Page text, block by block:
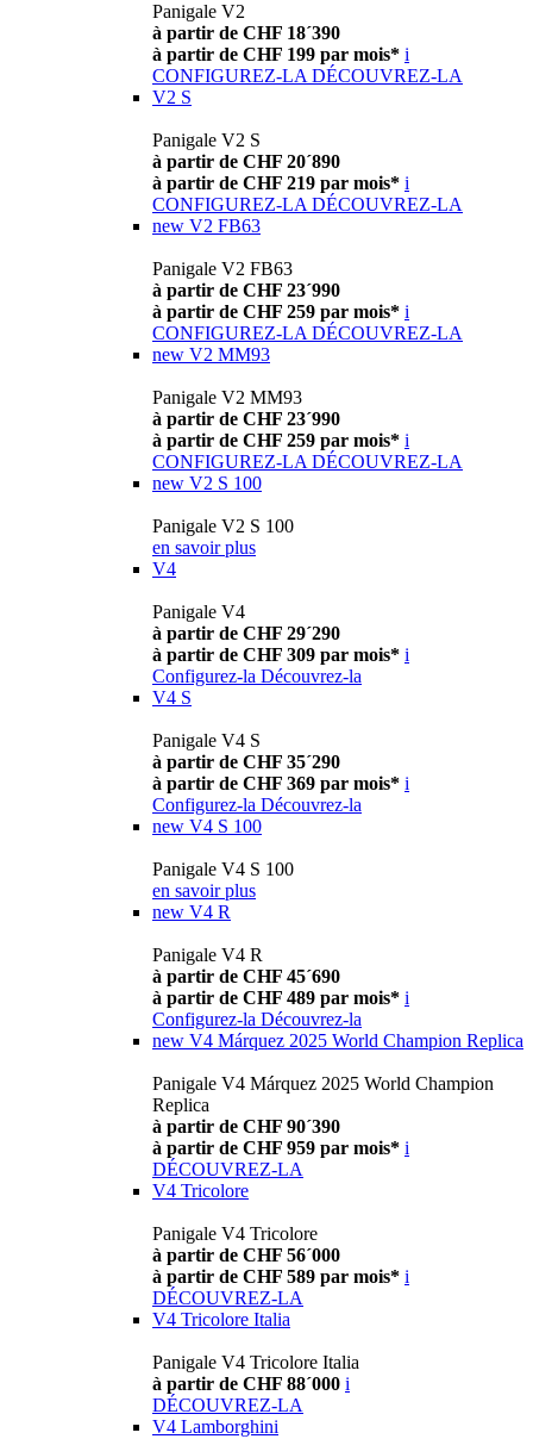
Panigale V2
à partir de CHF 18´390
à partir de CHF 199 par mois* i
CONFIGUREZ-LA DÉCOUVREZ-LA
V2 S
Panigale V2 S
à partir de CHF 20´890
à partir de CHF 219 par mois* i
CONFIGUREZ-LA DÉCOUVREZ-LA
new V2 FB63
Panigale V2 FB63
à partir de CHF 23´990
à partir de CHF 259 par mois* i
CONFIGUREZ-LA DÉCOUVREZ-LA
new V2 MM93
Panigale V2 MM93
à partir de CHF 23´990
à partir de CHF 259 par mois* i
CONFIGUREZ-LA DÉCOUVREZ-LA
new V2 S 100
Panigale V2 S 100
en savoir plus
V4
Panigale V4
à partir de CHF 29´290
à partir de CHF 309 par mois* i
Configurez-la Découvrez-la
V4 S
Panigale V4 S
à partir de CHF 35´290
à partir de CHF 369 par mois* i
Configurez-la Découvrez-la
new V4 S 100
Panigale V4 S 100
en savoir plus
new V4 R
Panigale V4 R
à partir de CHF 45´690
à partir de CHF 489 par mois* i
Configurez-la Découvrez-la
new V4 Márquez 2025 World Champion Replica
Panigale V4 Márquez 2025 World Champion
Replica
à partir de CHF 90´390
à partir de CHF 959 par mois* i
DÉCOUVREZ-LA
V4 Tricolore
Panigale V4 Tricolore
à partir de CHF 56´000
à partir de CHF 589 par mois* i
DÉCOUVREZ-LA
V4 Tricolore Italia
Panigale V4 Tricolore Italia
à partir de CHF 88´000 i
DÉCOUVREZ-LA
V4 Lamborghini